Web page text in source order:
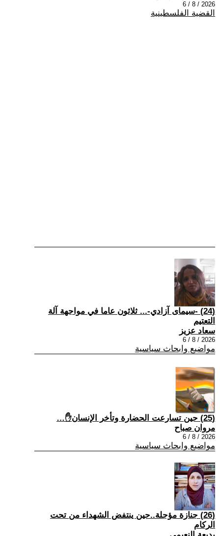
2026 / 8 / 6
القضية الفلسطينية
(24) -سيمای آزادي-... ثلاثون عاما في مواجهة آلة
التعتيم
سعاد عزيز
2026 / 8 / 6
مواضيع وابحاث سياسية
(25) حين تسارعت الحضارة وتأخر الإنسان✋…
مروان صباح
2026 / 8 / 6
مواضيع وابحاث سياسية
(26) جنازة مؤجلة..حين ينتفض الشهداء من تحت
الركام